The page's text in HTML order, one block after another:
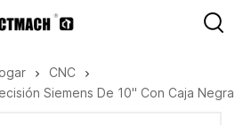
CNC
Siemens De 10" Con Caja Negra